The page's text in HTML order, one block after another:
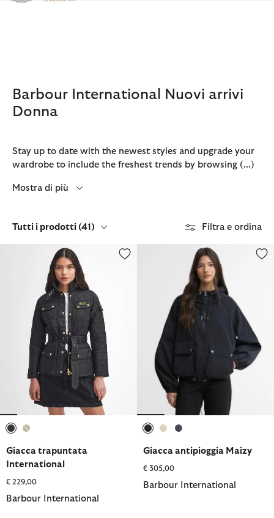
Clicca per visualizzare la nostra Dichiarazione di Accessibilità
Barbour International Nuovi arrivi
Donna
Stay up to date with the newest styles and upgrade your
wardrobe to include the freshest trends by browsing (...)
Mostra di più
Tutti i prodotti (41) Filtra e ordina
Giacca trapuntata International
Giacca trapuntata
International
€ 229,00
Barbour International
Giacca antipioggia Maizy
Giacca antipioggia Maizy
€ 305,00
Barbour International